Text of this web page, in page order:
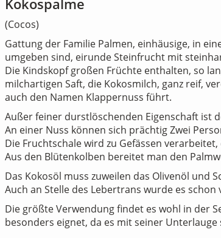
Kokospalme
(Cocos)
Gattung der Familie Palmen, einhäusige, in
umgeben sind, eirunde Steinfrucht mit
Die Kindskopf großen Früchte enthalten, so
milchartigen Saft, die Kokosmilch, ganz reif,
auch den Namen Klappernuss führt.
Außer feiner durstlöschenden Eigenschaft ist
An einer Nuss können sich prächtig Zwei
Die Fruchtschale wird zu Gefässen
Aus den Blütenkolben bereitet man den
Das Kokosöl muss zuweilen das Olivenöl und
Auch an Stelle des Lebertrans wurde es schon
Die größte Verwendung findet es wohl in der
besonders eignet, da es mit seiner